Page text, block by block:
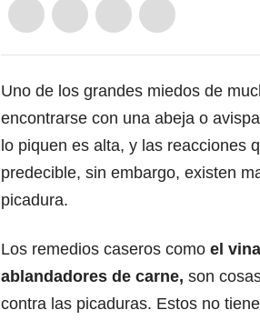
Uno de los grandes miedos de
encontrarse con una abeja o
lo piquen es alta, y las reacciones
predecible, sin embargo, existen
picadura.
Los remedios caseros como el
ablandadores de carne, son
contra las picaduras. Estos no